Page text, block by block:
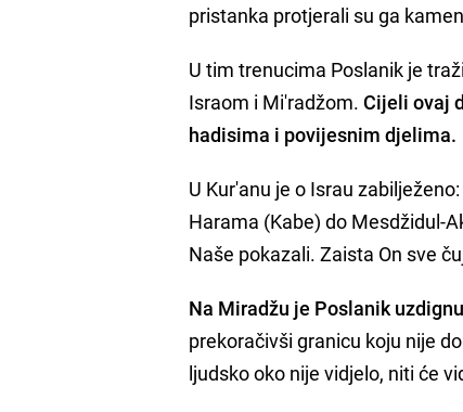
pristanka protjerali su ga
U tim trenucima Poslanik je
Israom i Mi'radžom.Cijeli ovaj
hadisima i povijesnim djelima.
U Kur'anu je o Israu
Harama (Kabe) do Mesdžidul-
Naše pokazali. Zaista On sve
Na Miradžu je Poslanik
prekoračivši granicu koju nije
ljudsko oko nije vidjelo, niti će